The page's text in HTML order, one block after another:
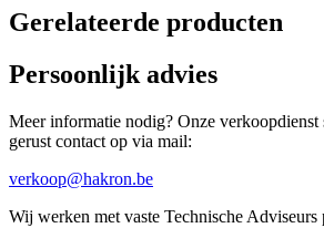
Gerelateerde producten
Persoonlijk advies
Meer informatie nodig? Onze verkoopdienst
gerust contact op via mail:
verkoop@hakron.be
Wij werken met vaste Technische